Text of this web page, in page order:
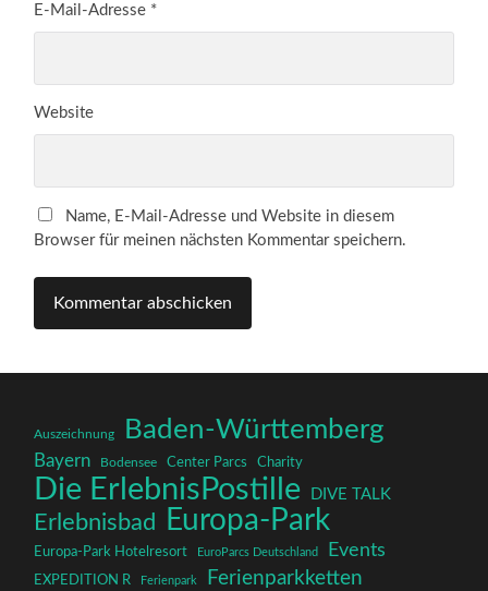
E-Mail-Adresse *
Website
Name, E-Mail-Adresse und Website in diesem
Browser für meinen nächsten Kommentar speichern.
Auszeichnung Baden-Württemberg
Bayern Bodensee Center Parcs Charity
Die ErlebnisPostille DIVE TALK
Erlebnisbad Europa-Park
Europa-Park Hotelresort EuroParcs Deutschland Events
EXPEDITION R Ferienpark Ferienparkketten